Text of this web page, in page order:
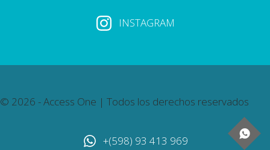
INSTAGRAM
© 2026 - Access One | Todos los derechos reservados
+(598) 93 413 969